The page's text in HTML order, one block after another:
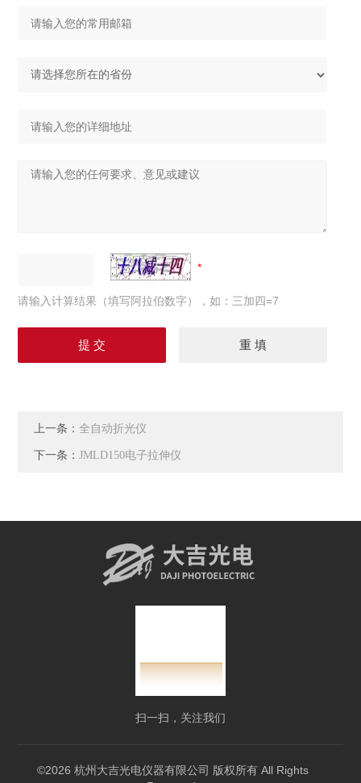
请输入计算结果（填写阿拉伯数字），如：三加四=7
上一条：全自动折光仪
下一条：JMLD150电子拉伸仪
扫一扫，关注我们
©2026 杭州大吉光电仪器有限公司 版权所有 All Rights